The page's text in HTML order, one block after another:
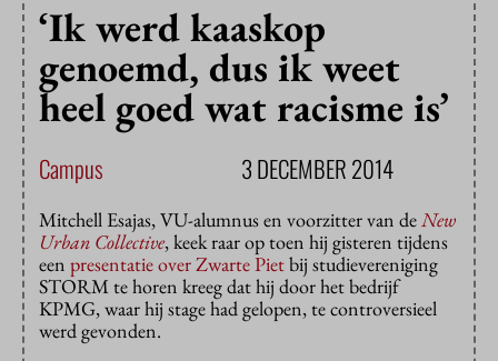
‘Ik werd kaaskop
genoemd, dus ik weet
heel goed wat racisme is’
Campus 3 DECEMBER 2014
Mitchell Esajas, VU-alumnus en voorzitter van deNew
Urban Collective, keek raar op toen hij gisteren tijdens
een presentatie over Zwarte Pietbij studievereniging
STORM te horen kreeg dat hij door het bedrijf
KPMG, waar hij stage had gelopen, te controversieel
werd gevonden.